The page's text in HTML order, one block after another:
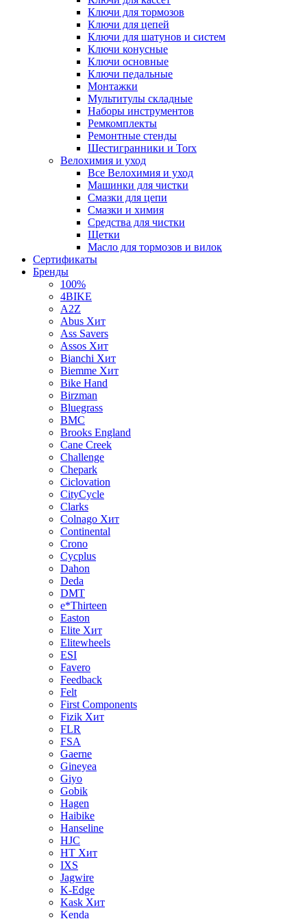
Ключи для тормозов
Ключи для цепей
Ключи для шатунов и систем
Ключи конусные
Ключи основные
Ключи педальные
Монтажки
Мультитулы складные
Наборы инструментов
Ремкомплекты
Ремонтные стенды
Шестигранники и Torx
Велохимия и уход
Все Велохимия и уход
Машинки для чистки
Смазки для цепи
Смазки и химия
Средства для чистки
Щетки
Масло для тормозов и вилок
Сертификаты
Бренды
100%
4BIKE
A2Z
Abus Хит
Ass Savers
Assos Хит
Bianchi Хит
Biemme Хит
Bike Hand
Birzman
Bluegrass
BMC
Brooks England
Cane Creek
Challenge
Chepark
Ciclovation
CityCycle
Clarks
Colnago Хит
Continental
Crono
Cycplus
Dahon
Deda
DMT
e*Thirteen
Easton
Elite Хит
Elitewheels
ESI
Favero
Feedback
Felt
First Components
Fizik Хит
FLR
FSA
Gaerne
Gineyea
Giyo
Gobik
Hagen
Haibike
Hanseline
HJC
HT Хит
IXS
Jagwire
K-Edge
Kask Хит
Kenda